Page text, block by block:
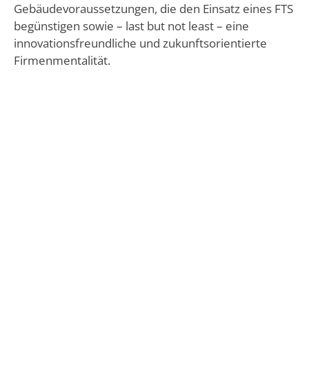
Gebäudevoraussetzungen, die den Einsatz eines FTS
begünstigen sowie – last but not least – eine
innovationsfreundliche und zukunftsorientierte
Firmenmentalität.